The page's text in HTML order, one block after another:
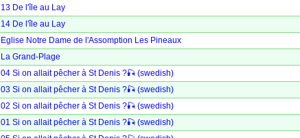
13 De l'île au Lay
14 De l'île au Lay
Eglise Notre Dame de l'Assomption Les Pineaux
La Grand-Plage
04 Si on allait pêcher à St Denis ?🎣 (swedish)
03 Si on allait pêcher à St Denis ?🎣 (swedish)
02 Si on allait pêcher à St Denis ?🎣 (swedish)
01 Si on allait pêcher à St Denis ?🎣 (swedish)